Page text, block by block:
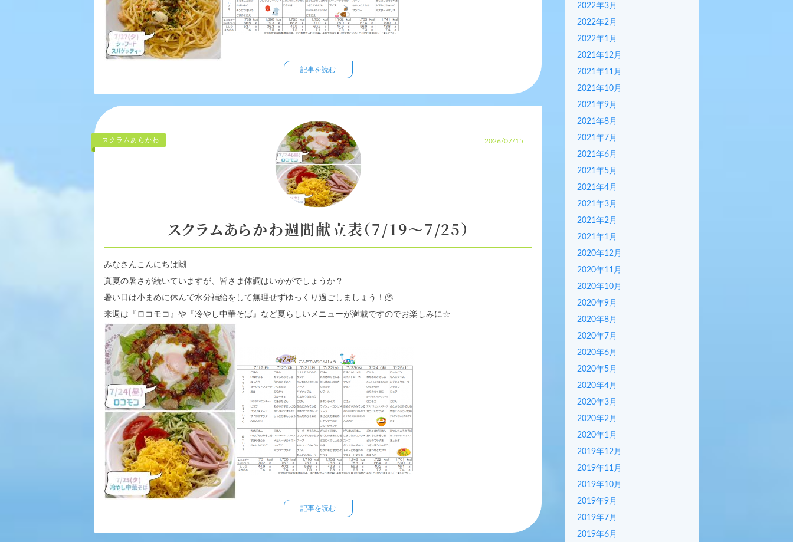
記事を読む
スクラムあらかわ 2026/07/15
スクラムあらかわ週間献立表（7/19～7/25）
みなさんこんにちは 🙌
真夏の暑さが続いていますが、皆さま体調はいかがでしょうか？
暑い日は小まめに休んで水分補給をして無理せずゆっくり過ごしましょう！ 🫠
来週は『ロコモコ』や『冷やし中華そば』など夏らしいメニューが満載ですのでお楽しみに☆
記事を読む
2022年3月
2022年2月
2022年1月
2021年12月
2021年11月
2021年10月
2021年9月
2021年8月
2021年7月
2021年6月
2021年5月
2021年4月
2021年3月
2021年2月
2021年1月
2020年12月
2020年11月
2020年10月
2020年9月
2020年8月
2020年7月
2020年6月
2020年5月
2020年4月
2020年3月
2020年2月
2020年1月
2019年12月
2019年11月
2019年10月
2019年9月
2019年7月
2019年6月